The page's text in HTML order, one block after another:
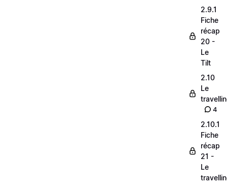
2.9.1
Fiche
récap
20 -
Le
Tilt
2.10
Le
4
2.10.1
Fiche
récap
21 -
Le